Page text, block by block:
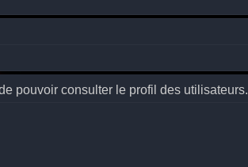
pouvoir consulter le profil des utilisateurs.